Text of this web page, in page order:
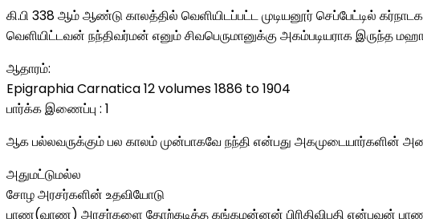
கி.பி 338 ஆம் ஆண்டு காலத்தில் வெளியிடப்பட்ட முடியனூர் செப்பேட்டில்
வெளியிட்டவன் நந்திவர்மன் எனும் சிவபெருமானுக்கு அகம்படியராக இருந்த
ஆதாரம்:
Epigraphia Carnatica 12 volumes 1886 to 1904
பார்க்க இணைப்பு : 1
ஆக பல்லவருக்கும் பல காலம் முன்பாகவே நந்தி என்பது அகமுடையார்களின்
அதுமட்டுமல்ல
சோழ அரசர்களின் உதவியோடு
பாண(வாண) அரசர்களை தோற்கடித்த கங்கமன்னன் பிரிதிவிபதி என்பவன் பாண